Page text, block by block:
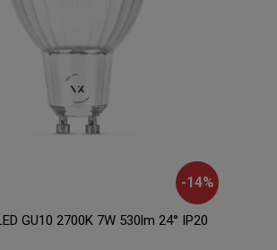
-14%
GU10 2700K 7W 530lm 24° IP20